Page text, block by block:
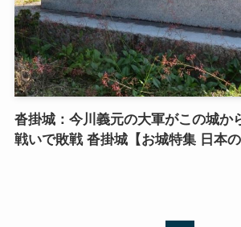
沓掛城：今川義元の大軍がこの城か
戦いで敗戦 沓掛城【お城特集 日本の